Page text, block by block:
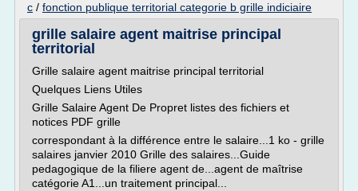
c / fonction publique territorial categorie b grille indiciaire
grille salaire agent maitrise principal
territorial
Grille salaire agent maitrise principal territorial
Quelques Liens Utiles
Grille Salaire Agent De Propret listes des fichiers et
notices PDF grille
correspondant à la différence entre le salaire...1 ko - grille
salaires janvier 2010 Grille des salaires...Guide
pedagogique de la filiere agent de...agent de maîtrise
catégorie A1...un traitement principal...